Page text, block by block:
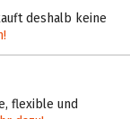
deshalb keine
flexible und